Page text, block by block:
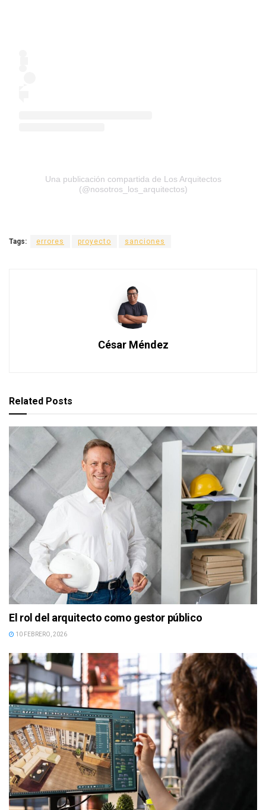
Una publicación compartida de Los Arquitectos
(@nosotros_los_arquitectos)
Tags: errores proyecto sanciones
César Méndez
Related Posts
El rol del arquitecto como gestor público
10 FEBRERO, 2026